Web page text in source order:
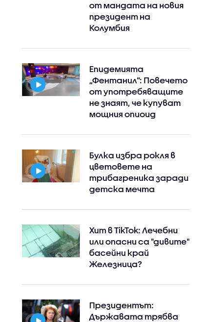
Facebook
от мандата на новия
президент на
Колумбия
Епидемията
„Фентанил”: Повечето
от употребяващите
не знаят, че купуват
мощния опиоид
Булка избра рокля в
цветовете на
трибагреника заради
детска мечта
Хит в TikTok: Лечебни
или опасни са "дивите"
басейни край
Железница?
Президентът:
Държавата трябва